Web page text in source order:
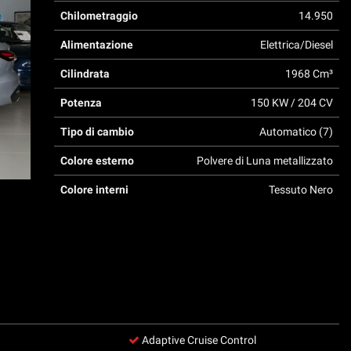
Chilometraggio 14.950
Alimentazione Elettrica/Diesel
Cilindrata 1968 Cm³
Potenza 150 KW / 204 CV
Tipo di cambio Automatico (7)
Colore esterno Polvere di Luna metallizzato
Colore interni Tessuto Nero
Adaptive Cruise Control